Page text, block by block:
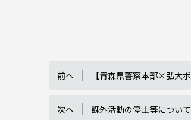
前へ 【青森県警察本部×弘大
次へ 課外活動の停止等につい